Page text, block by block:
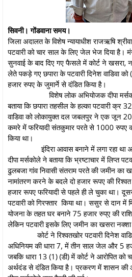
सिवनी। गोंडवाना समय।
जिला अदालत के विशेष न्यायाधीश राजऋषि
पटवारी को चार साल के लिए जेल भेज दिया है।
सुनवाई के बाद दिए गए फैसले में कोर्ट ने खसरा,
लेते पकड़े गए छपारा के पटवारी दिनेश वाडिवा
हजार रुपए के जुमार्ने से दंडित किया है।
विशेष लोक अभियोजक दीपा
बताया कि छपारा तहसील के हल्का पटवारी क्र
वाडिवा को लोकायुक्त दल जबलपुर ने एक जून
कमरे में फरियादी संतकुमार परते से 1000 रुपए
किया था।
इंदिरा आवास बनाने में लगा रहा था
दीपा मर्सकोले ने बताया कि भ्रष्टाचार में लिप्त
ढुलबजा गांव निवासी संतराम परते की जमीन
नामांतरण करने के बदले दो हजार रूपए की
हजार रूपए फरियादी से पहले ही ले चुका था।
पटवारी को गिरफ्तार किया था। ससुर से दान में
योजना के तहत घर बनाने 75 हजार रुप्ए की
लेकिन पटवारी इसके लिए जमीन का खसरा नक्शा
कोर्ट ने रिश्वतखोर पटवारी दिनेश वाडिवा
अधिनियम की धारा 7, में तीन साल जेल और 5
जबकि धारा 13 (1) (डी) में कोर्ट ने आरोपित
अर्थदंड से दंडित किया है। प्रकरण में शासन